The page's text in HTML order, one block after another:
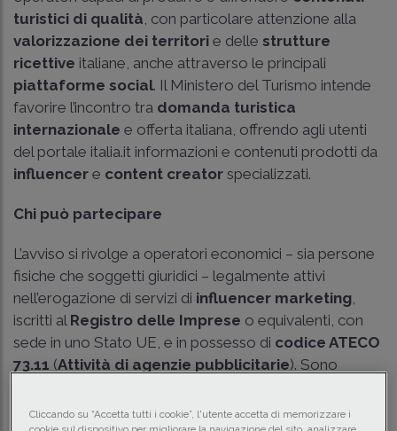
turistici di qualità, con particolare attenzione alla
valorizzazione dei territori e delle strutture
ricettive italiane, anche attraverso le principali
piattaforme social. Il Ministero del Turismo intende
favorire l’incontro tra domanda turistica
internazionale e offerta italiana, offrendo agli utenti
del portale italia.it informazioni e contenuti prodotti da
influencer e content creator specializzati.
Chi può partecipare
L’avviso si rivolge a operatori economici – sia persone
fisiche che soggetti giuridici – legalmente attivi
nell’erogazione di servizi di influencer marketing,
iscritti al Registro delle Imprese o equivalenti, con
sede in uno Stato UE, e in possesso di codice ATECO
73.11 (Attività di agenzie pubblicitarie). Sono
YouTube,Facebook,Instagram(o piattaforme
Cliccando su “Accetta tutti i cookie”, l'utente accetta di memorizzare i